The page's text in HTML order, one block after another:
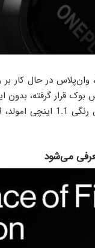
وان‌پلاس در حال